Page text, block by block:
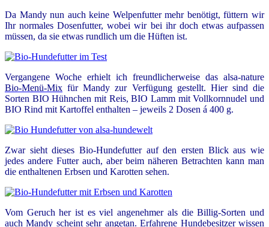
Da Mandy nun auch keine Welpenfutter mehr benötigt, füttern wir
Ihr normales Dosenfutter, wobei wir bei ihr doch etwas aufpassen
müssen, da sie etwas rundlich um die Hüften ist.
Vergangene Woche erhielt ich freundlicherweise das alsa-nature
Bio-Menü-Mix für Mandy zur Verfügung gestellt. Hier sind die
Sorten BIO Hühnchen mit Reis, BIO Lamm mit Vollkornnudel und
BIO Rind mit Kartoffel enthalten – jeweils 2 Dosen á 400 g.
Zwar sieht dieses Bio-Hundefutter auf den ersten Blick aus wie
jedes andere Futter auch, aber beim näheren Betrachten kann man
die enthaltenen Erbsen und Karotten sehen.
Vom Geruch her ist es viel angenehmer als die Billig-Sorten und
auch Mandy scheint sehr angetan. Erfahrene Hundebesitzer wissen